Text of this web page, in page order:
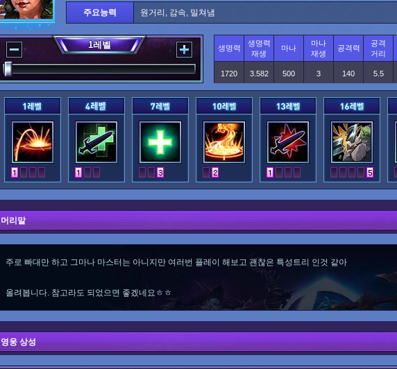
주요능력 원거리, 감속, 밀쳐냄
1레벨 생명력
생명력
재생
마나
마나
재생
공격력
공격
거리
1720 3.582 500 3 140 5.5
머리말
주로 빠대만 하고 그마나 마스터는 아니지만 여러번 플레이 해보고 괜찮은 특성트리 인것 같아
올려봅니다. 참고라도 되었으면 좋겠네요ㅎㅎ
영웅 상성